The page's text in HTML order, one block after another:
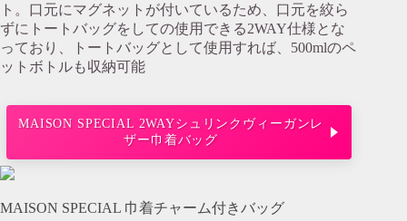
ト。口元にマグネットが付いているため、口元を絞ら
ずにトートバッグをしての使用できる2WAY仕様とな
っており、トートバッグとして使用すれば、500mlのペ
ットボトルも収納可能
MAISON SPECIAL 2WAYシュリンクヴィーガンレ
ザー巾着バッグ
MAISON SPECIAL 巾着チャーム付きバッグ